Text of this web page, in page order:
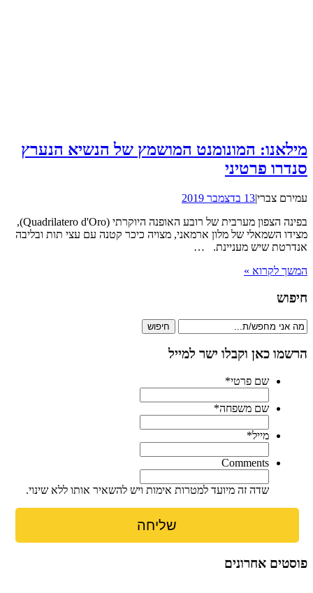
מילאנו: המונומנט המושמץ של הנשיא הנערץ
סנדרו פרטיני
עמירם צברי|13 בדצמבר 2019
בפינה הצפון מערבית של רובע האופנה היוקרתי (Quadrilatero d'Oro),
מצידו השמאלי של מלון ארמאני, מצויה כיכר קטנה עם עצי תות ובליבה
אנדרטת שיש מעניינת. …
המשך לקרוא »
חיפוש
חיפוש
הרשמו כאן וקבלו ישר למייל
שם פרטי*
שם משפחה*
מייל*
Comments
שדה זה מיועד למטרות אימות ויש להשאיר אותו ללא שינוי.
פוסטים אחרונים